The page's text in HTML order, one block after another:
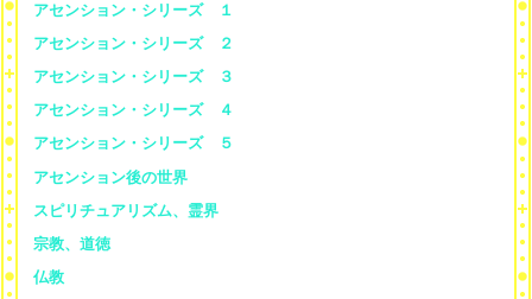
アセンション・シリーズ １
アセンション・シリーズ ２
アセンション・シリーズ ３
アセンション・シリーズ ４
アセンション・シリーズ ５
アセンション後の世界
スピリチュアリズム、霊界
宗教、道徳
仏教